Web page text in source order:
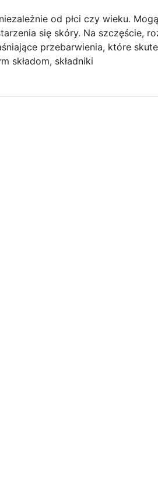
od płci czy wieku.
się skóry. Na szczęście,
przebarwienia, które
składom, składniki